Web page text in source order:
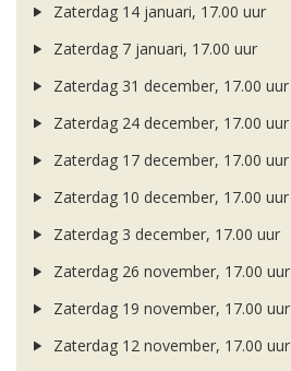
Zaterdag 14 januari, 17.00 uur
Zaterdag 7 januari, 17.00 uur
Zaterdag 31 december, 17.00 uur
Zaterdag 24 december, 17.00 uur
Zaterdag 17 december, 17.00 uur
Zaterdag 10 december, 17.00 uur
Zaterdag 3 december, 17.00 uur
Zaterdag 26 november, 17.00 uur
Zaterdag 19 november, 17.00 uur
Zaterdag 12 november, 17.00 uur